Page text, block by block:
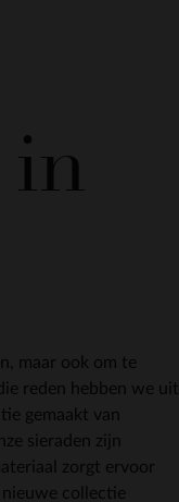
in
maar ook om te
reden hebben we uit
gemaakt van
sieraden zijn
zorgt ervoor
collectie